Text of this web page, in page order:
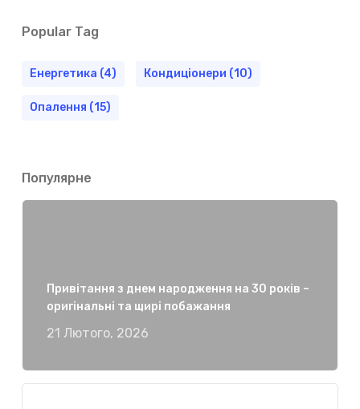
Popular Tag
Енергетика (4) Кондиціонери (10)
Опалення (15)
Популярне
Привітання з днем народження на 30 років –
оригінальні та щирі побажання
21 Лютого, 2026